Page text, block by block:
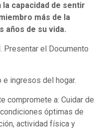
capacidad de sentir
más de la
años de su vida.
Presentar el Documento
ingresos del hogar.
compromete a: Cuidar de
óptimas de
actividad física y